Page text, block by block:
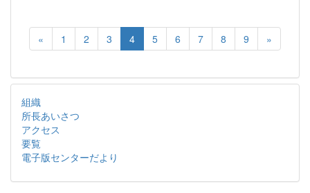
« 1 2 3 4 5 6 7 8 9 »
組織
所長あいさつ
アクセス
要覧
電子版センターだより